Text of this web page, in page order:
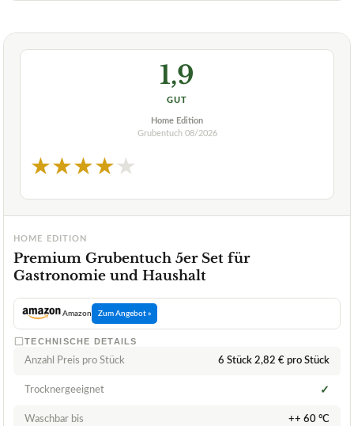
1,9
GUT
Home Edition
Grubentuch 08/2026
★★★★★
HOME EDITION
Premium Grubentuch 5er Set für
Gastronomie und Haushalt
Amazon Zum Angebot »
TECHNISCHE DETAILS
Anzahl Preis pro Stück 6 Stück 2,82 € pro Stück
Trocknergeeignet ✓
Waschbar bis ++ 60 °C